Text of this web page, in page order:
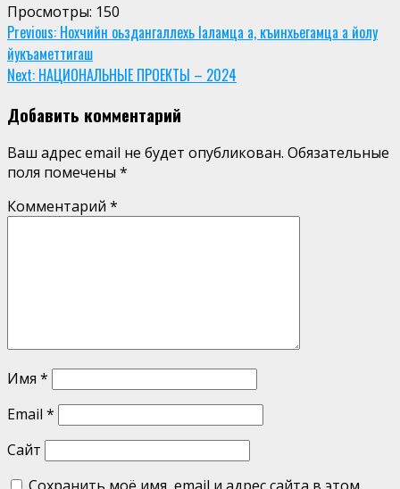
Просмотры: 150
Continue
Reading
Previous: Нохчийн оьздангаллехь Iаламца а, къинхьегамца а йолу
йукъаметтигаш
Next: НАЦИОНАЛЬНЫЕ ПРОЕКТЫ – 2024
Добавить комментарий
Ваш адрес email не будет опубликован. Обязательные
поля помечены *
Комментарий *
Имя *
Email *
Сайт